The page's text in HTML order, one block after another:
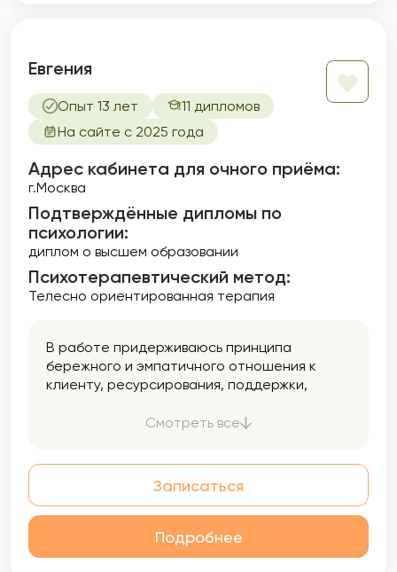
Евгения
Опыт 13 лет
11 дипломов
На сайте с 2025 года
Адрес кабинета для очного приёма:
г.Москва
Подтверждённые дипломы по
психологии:
диплом о высшем образовании
Психотерапевтический метод:
Телесно ориентированная терапия
В работе придерживаюсь принципа
бережного и эмпатичного отношения к
клиенту, ресурсирования, поддержки,
запрос. Считаю,что именно в контакте
гарантирую полную конфиденциальность и
безопасное пространство. Если Вас что-
то беспокоит, но вы не можете
сформулировать запрос- это не страшно,
мы сделаем это вместе.
Смотреть все
Записаться
Подробнее